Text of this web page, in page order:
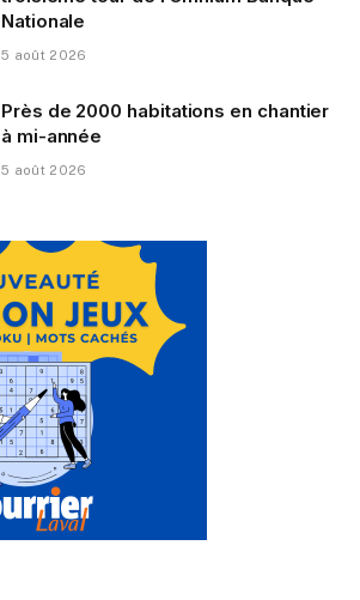
Nationale
5 août 2026
Près de 2000 habitations en chantier
à mi-année
5 août 2026